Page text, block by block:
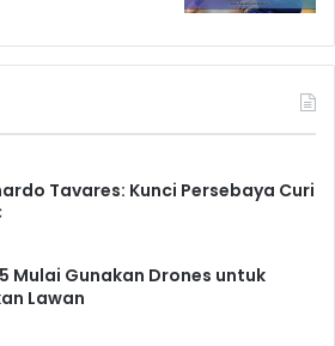
Tavares: Kunci Persebaya Curi
Mulai Gunakan Drones untuk
Lawan